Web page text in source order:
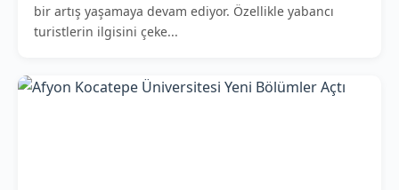
bir artış yaşamaya devam ediyor. Özellikle yabancı
turistlerin ilgisini çeke...